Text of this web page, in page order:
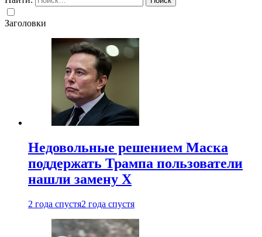
Заголовки
Недовольные решением Маска
поддержать Трампа пользователи
нашли замену X
2 года спустя2 года спустя